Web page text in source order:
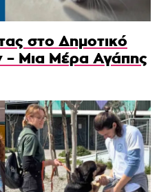
στο Δημοτικό
– Μια Μέρα Αγάπης